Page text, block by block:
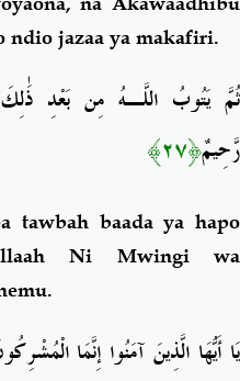
jazaa ya makafiri.
ثُمَّ يَتُوبُ اللَّـهُ مِن بَعْدِ
رَّحِيمٌ﴿٢٧﴾
tawbah baada ya hapo
Ni Mwingi wa
يَا أَيُّهَا الَّذِينَ آمَنُوا إِنَّمَا